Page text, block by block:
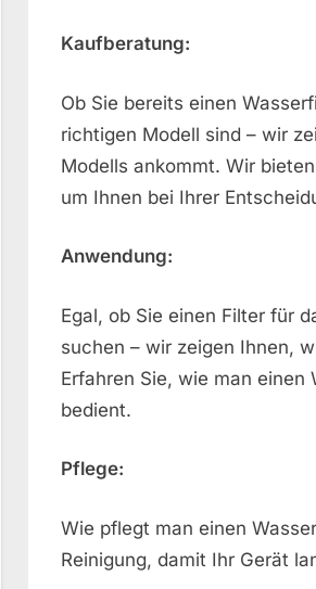
Kaufberatung:
Ob Sie bereits einen
richtigen Modell sind – wir
Modells ankommt. Wir
um Ihnen bei Ihrer
Anwendung:
Egal, ob Sie einen Filter für
suchen – wir zeigen Ihnen,
Erfahren Sie, wie man
bedient.
Pflege:
Wie pflegt man einen
Reinigung, damit Ihr Gerät